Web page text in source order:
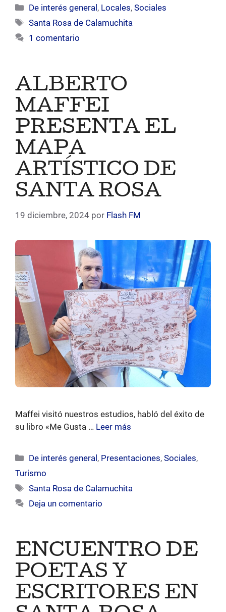
Categorías
De interés general , Locales,Sociales
Etiquetas
Santa Rosa de Calamuchita
1 comentario
ALBERTO
MAFFEI
PRESENTA EL
MAPA
ARTÍSTICO DE
SANTA ROSA
19 diciembre, 2024 por Flash FM
Maffei visitó nuestros estudios, habló del éxito de
su libro «Me Gusta … Leer más
Categorías
De interés general, Presentaciones,Sociales,
Turismo
Etiquetas
Santa Rosa de Calamuchita
Deja un comentario
ENCUENTRO DE
POETAS Y
ESCRITORES EN